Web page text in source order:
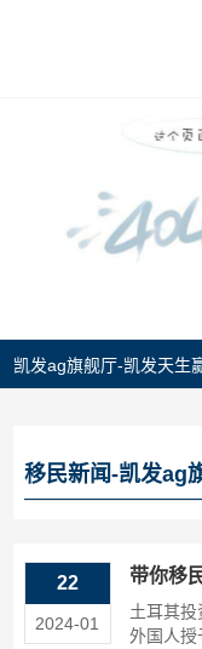
凯发ag旗舰厅-凯发天生
移民新闻-凯发ag
22
2024-01
带你移
土耳其
外国人授